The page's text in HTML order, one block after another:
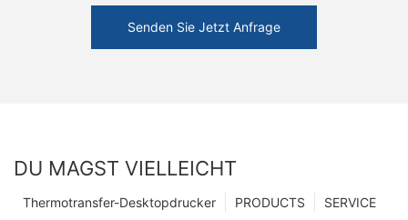
Senden Sie Jetzt Anfrage
DU MAGST VIELLEICHT
SERVICE
PRODUCTS
Thermotransfer-Desktopdrucker